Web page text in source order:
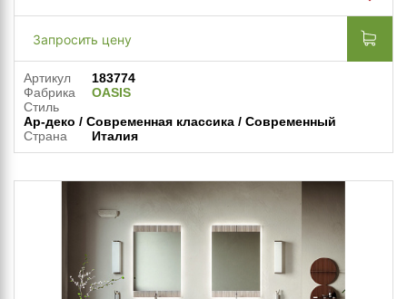
Запросить цену
Артикул
183774
Фабрика
OASIS
Стиль
Ар-деко / Современная классика / Современный
Страна
Италия